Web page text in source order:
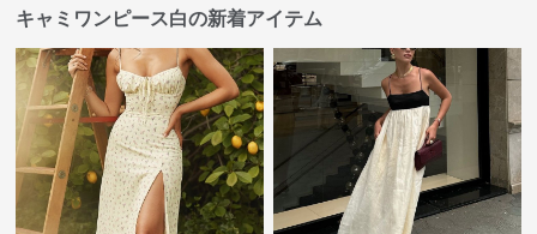
キャミワンピース白の新着アイテム